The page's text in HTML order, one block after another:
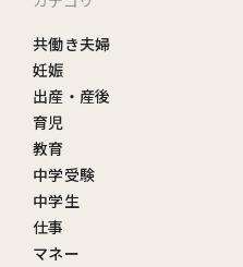
共働き夫婦
妊娠
出産・産後
育児
教育
中学受験
中学生
仕事
マネー